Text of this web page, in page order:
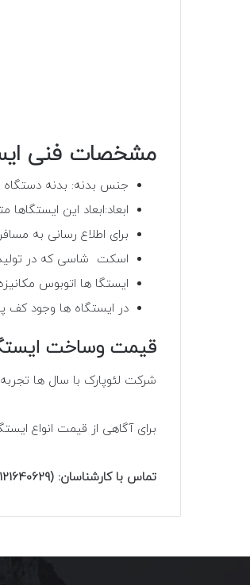
مشخصات فنی
جنس بدنه: بدنه دستگاه
ابعاد:ابعاد این
برای اطلاع رسانی به
اسکت شاسی که در تولید
ایستگا ها اتوبوس
در ایستگاه ها وجود کف
قیمت وساخت
شرکت لئوپارک با سال ها
برای آگاهی از قیمت انواع
تماس با کارشناسان: (09121640629)